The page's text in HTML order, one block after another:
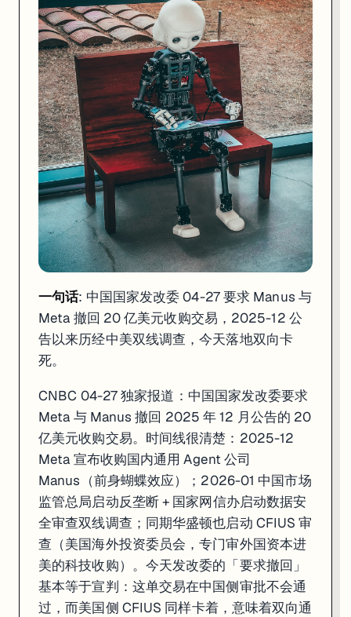
一句话: 中国国家发改委 04-27 要求 Manus 与
Meta 撤回 20 亿美元收购交易，2025-12 公
告以来历经中美双线调查，今天落地双向卡
死。
CNBC 04-27 独家报道：中国国家发改委要求
Meta 与 Manus 撤回 2025 年 12 月公告的 20
亿美元收购交易。时间线很清楚：2025-12
Meta 宣布收购国内通用 Agent 公司
Manus（前身蝴蝶效应）；2026-01 中国市场
监管总局启动反垄断 + 国家网信办启动数据安
全审查双线调查；同期华盛顿也启动 CFIUS 审
查（美国海外投资委员会，专门审外国资本进
美的科技收购）。今天发改委的「要求撤回」
基本等于宣判：这单交易在中国侧审批不会通
过，而美国侧 CFIUS 同样卡着，意味着双向通